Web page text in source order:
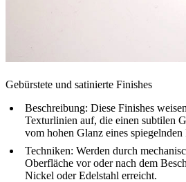
Gebürstete und satinierte Finishes
Beschreibung: Diese Finishes
Texturlinien auf, die einen subtilen
vom hohen Glanz eines spiegelnden
Techniken: Werden durch
Oberfläche vor oder nach dem
Nickel oder Edelstahl erreicht.